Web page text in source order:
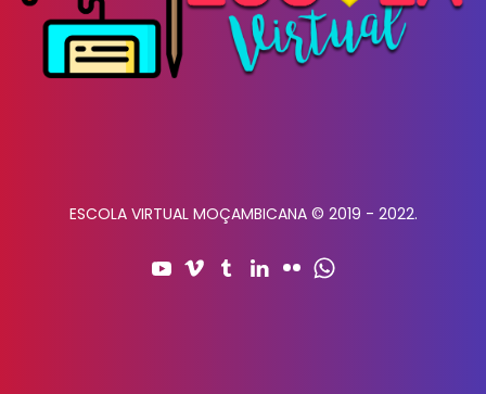
ESCOLA VIRTUAL MOÇAMBICANA © 2019 - 2022.